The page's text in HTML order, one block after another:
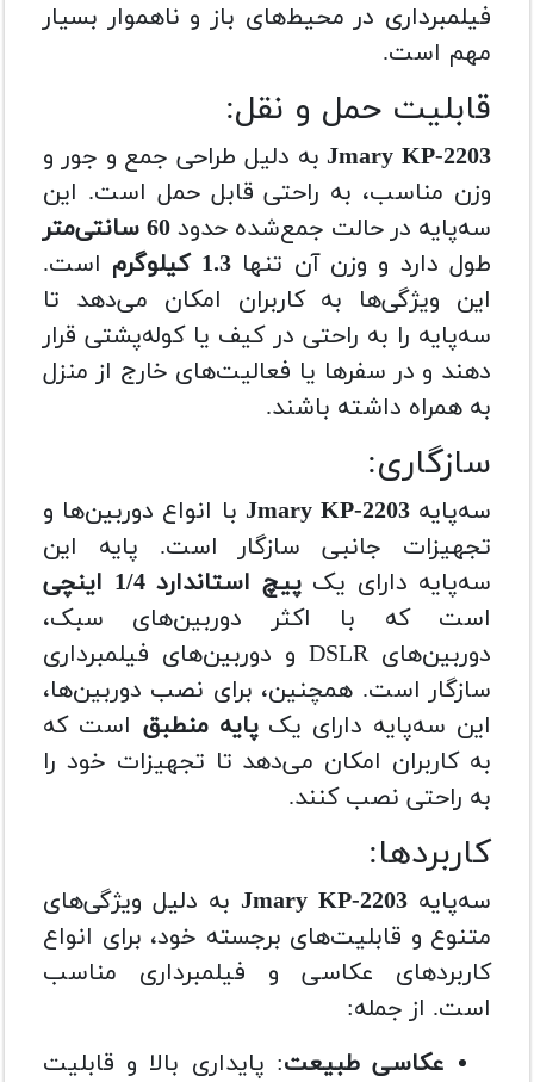
فیلمبرداری در محیط‌های باز و ناهموار بسیار
مهم است.
قابلیت حمل و نقل:
Jmary KP-2203به دلیل طراحی جمع و جور و
وزن مناسب، به راحتی قابل حمل است. این
سه‌پایه در حالت جمع‌شده حدود 60 سانتی‌متر
طول دارد و وزن آن تنها1.3 کیلوگرم
است.
این ویژگی‌ها به کاربران امکان می‌دهد تا
سه‌پایه را به راحتی در کیف یا کوله‌پشتی قرار
دهند و در سفرها یا فعالیت‌های خارج از منزل
به همراه داشته باشند.
سازگاری:
سه‌پایهJmary KP-2203 با انواع دوربین‌ها و
تجهیزات جانبی سازگار است. پایه این
سه‌پایه دارای یکپیچ استاندارد 1/4 اینچی
است که با اکثر دوربین‌های سبک،
دوربین‌های DSLR و دوربین‌های فیلمبرداری
سازگار است. همچنین، برای نصب دوربین‌ها،
این سه‌پایه دارای یکپایه منطبق است که
به کاربران امکان می‌دهد تا تجهیزات خود را
به راحتی نصب کنند.
کاربردها:
سه‌پایه Jmary KP-2203 به دلیل ویژگی‌های
متنوع و قابلیت‌های برجسته خود، برای انواع
کاربردهای عکاسی و فیلمبرداری مناسب
است. از جمله:
عکاسی طبیعت: پایداری بالا و قابلیت